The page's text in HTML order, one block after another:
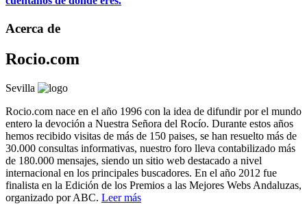
Acerca de
Rocio.com
Sevilla
Rocio.com nace en el año 1996 con la idea de difundir por el mundo
entero la devoción a Nuestra Señora del Rocío. Durante estos años
hemos recibido visitas de más de 150 paises, se han resuelto más de
30.000 consultas informativas, nuestro foro lleva contabilizado más
de 180.000 mensajes, siendo un sitio web destacado a nivel
internacional en los principales buscadores. En el año 2012 fue
finalista en la Edición de los Premios a las Mejores Webs Andaluzas,
organizado por ABC. Leer más